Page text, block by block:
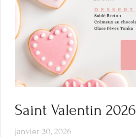
Saint Valentin 2026
janvier 30, 2026